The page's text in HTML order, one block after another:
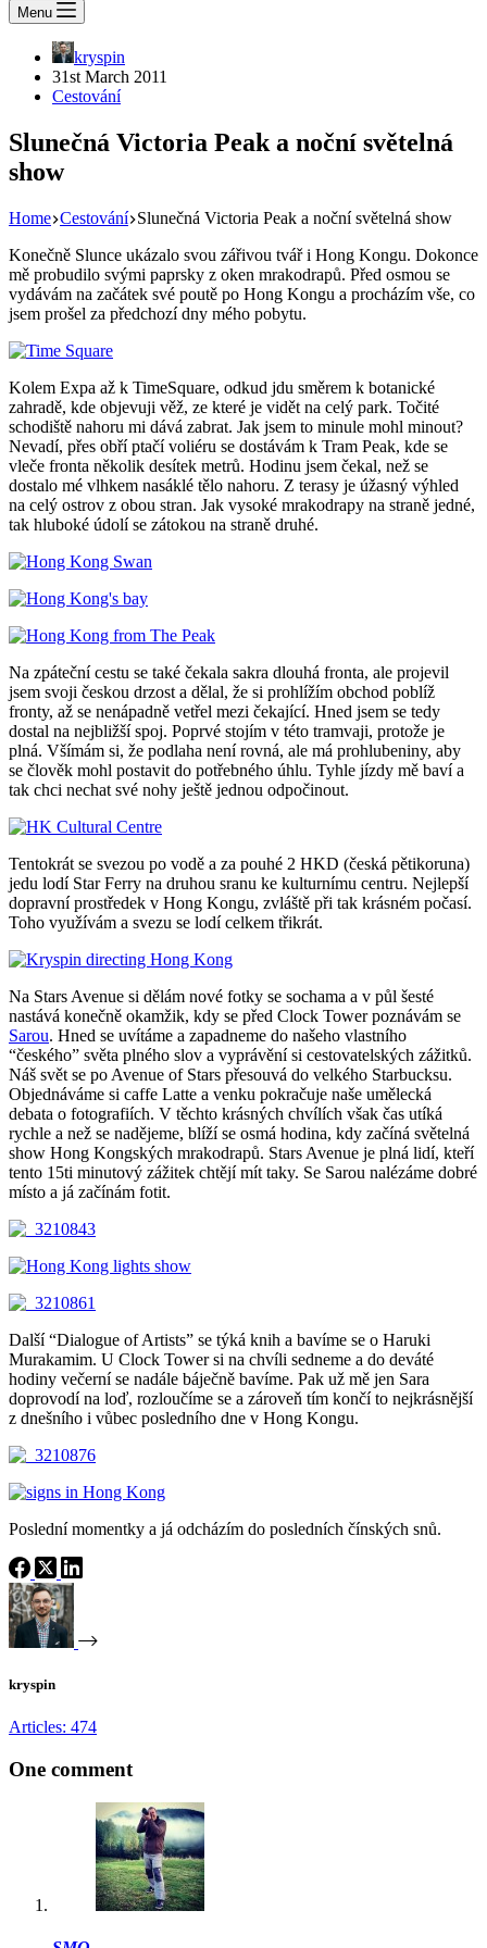
Menu
kryspin
31st March 2011
Cestování
Slunečná Victoria Peak a noční světelná
show
Home Cestování Slunečná Victoria Peak a noční světelná show
Konečně Slunce ukázalo svou zářivou tvář i Hong Kongu. Dokonce
mě probudilo svými paprsky z oken mrakodrapů. Před osmou se
vydávám na začátek své poutě po Hong Kongu a procházím vše, co
jsem prošel za předchozí dny mého pobytu.
Kolem Expa až k TimeSquare, odkud jdu směrem k botanické
zahradě, kde objevuji věž, ze které je vidět na celý park. Točité
schodiště nahoru mi dává zabrat. Jak jsem to minule mohl minout?
Nevadí, přes obří ptačí voliéru se dostávám k Tram Peak, kde se
vleče fronta několik desítek metrů. Hodinu jsem čekal, než se
dostalo mé vlhkem nasáklé tělo nahoru. Z terasy je úžasný výhled
na celý ostrov z obou stran. Jak vysoké mrakodrapy na straně jedné,
tak hluboké údolí se zátokou na straně druhé.
Na zpáteční cestu se také čekala sakra dlouhá fronta, ale projevil
jsem svoji českou drzost a dělal, že si prohlížím obchod poblíž
fronty, až se nenápadně vetřel mezi čekající. Hned jsem se tedy
dostal na nejbližší spoj. Poprvé stojím v této tramvaji, protože je
plná. Všímám si, že podlaha není rovná, ale má prohlubeniny, aby
se člověk mohl postavit do potřebného úhlu. Tyhle jízdy mě baví a
tak chci nechat své nohy ještě jednou odpočinout.
Tentokrát se svezou po vodě a za pouhé 2 HKD (česká pětikoruna)
jedu lodí Star Ferry na druhou sranu ke kulturnímu centru. Nejlepší
dopravní prostředek v Hong Kongu, zvláště při tak krásném počasí.
Toho využívám a svezu se lodí celkem třikrát.
Na Stars Avenue si dělám nové fotky se sochama a v půl šesté
nastává konečně okamžik, kdy se před Clock Tower poznávám se
Sarou. Hned se uvítáme a zapadneme do našeho vlastního
“českého” světa plného slov a vyprávění si cestovatelských zážitků.
Náš svět se po Avenue of Stars přesouvá do velkého Starbucksu.
Objednáváme si caffe Latte a venku pokračuje naše umělecká
debata o fotografiích. V těchto krásných chvílích však čas utíká
rychle a než se nadějeme, blíží se osmá hodina, kdy začíná světelná
show Hong Kongských mrakodrapů. Stars Avenue je plná lidí, kteří
tento 15ti minutový zážitek chtějí mít taky. Se Sarou nalézáme dobré
místo a já začínám fotit.
Další “Dialogue of Artists” se týká knih a bavíme se o Haruki
Murakamim. U Clock Tower si na chvíli sedneme a do deváté
hodiny večerní se nadále báječně bavíme. Pak už mě jen Sara
doprovodí na loď, rozloučíme se a zároveň tím končí to nejkrásnější
z dnešního i vůbec posledního dne v Hong Kongu.
Poslední momentky a já odcházím do posledních čínských snů.
kryspin
Articles: 474
One comment